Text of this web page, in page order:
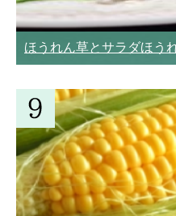
ほうれん草とサラダほう